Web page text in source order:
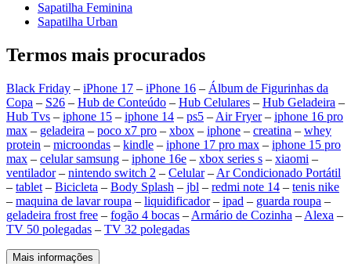
Sapatilha Feminina
Sapatilha Urban
Termos mais procurados
Black Friday – iPhone 17 – iPhone 16 – Álbum de Figurinhas da
Copa – S26 – Hub de Conteúdo – Hub Celulares – Hub Geladeira –
Hub Tvs – iphone 15 – iphone 14 – ps5 – Air Fryer– iphone 16 pro
max – geladeira – poco x7 pro – xbox – iphone – creatina – whey
protein – microondas – kindle – iphone 17 pro max – iphone 15 pro
max – celular samsung – iphone 16e – xbox series s – xiaomi –
ventilador– nintendo switch 2 – Celular– Ar Condicionado Portátil
– tablet – Bicicleta – Body Splash – jbl – redmi note 14 – tenis nike
– maquina de lavar roupa – liquidificador– ipad – guarda roupa –
geladeira frost free – fogão 4 bocas – Armário de Cozinha – Alexa –
TV 50 polegadas – TV 32 polegadas
Mais informações